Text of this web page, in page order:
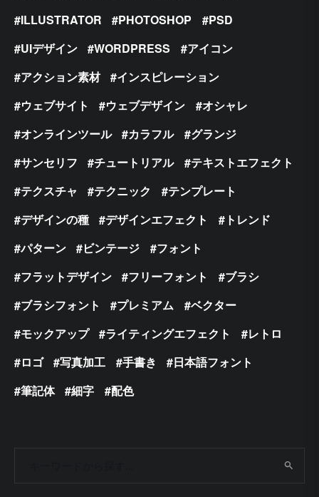
ILLUSTRATOR
PHOTOSHOP
PSD
UIデザイン
WORDPRESS
アイコン
アクション素材
インスピレーション
ウェブサイト
ウェブデザイン
オシャレ
オンラインツール
カラフル
グランジ
サンセリフ
チュートリアル
テキストエフェクト
テクスチャ
テクニック
テンプレート
デザインの種
デザインエフェクト
トレンド
パターン
ビンテージ
フォント
フラットデザイン
フリーフォント
ブラシ
ブラシフォント
プレミアム
ベクター
モックアップ
ライティングエフェクト
レトロ
ロゴ
写真加工 手書き
日本語フォント
筆記体
細字 配色